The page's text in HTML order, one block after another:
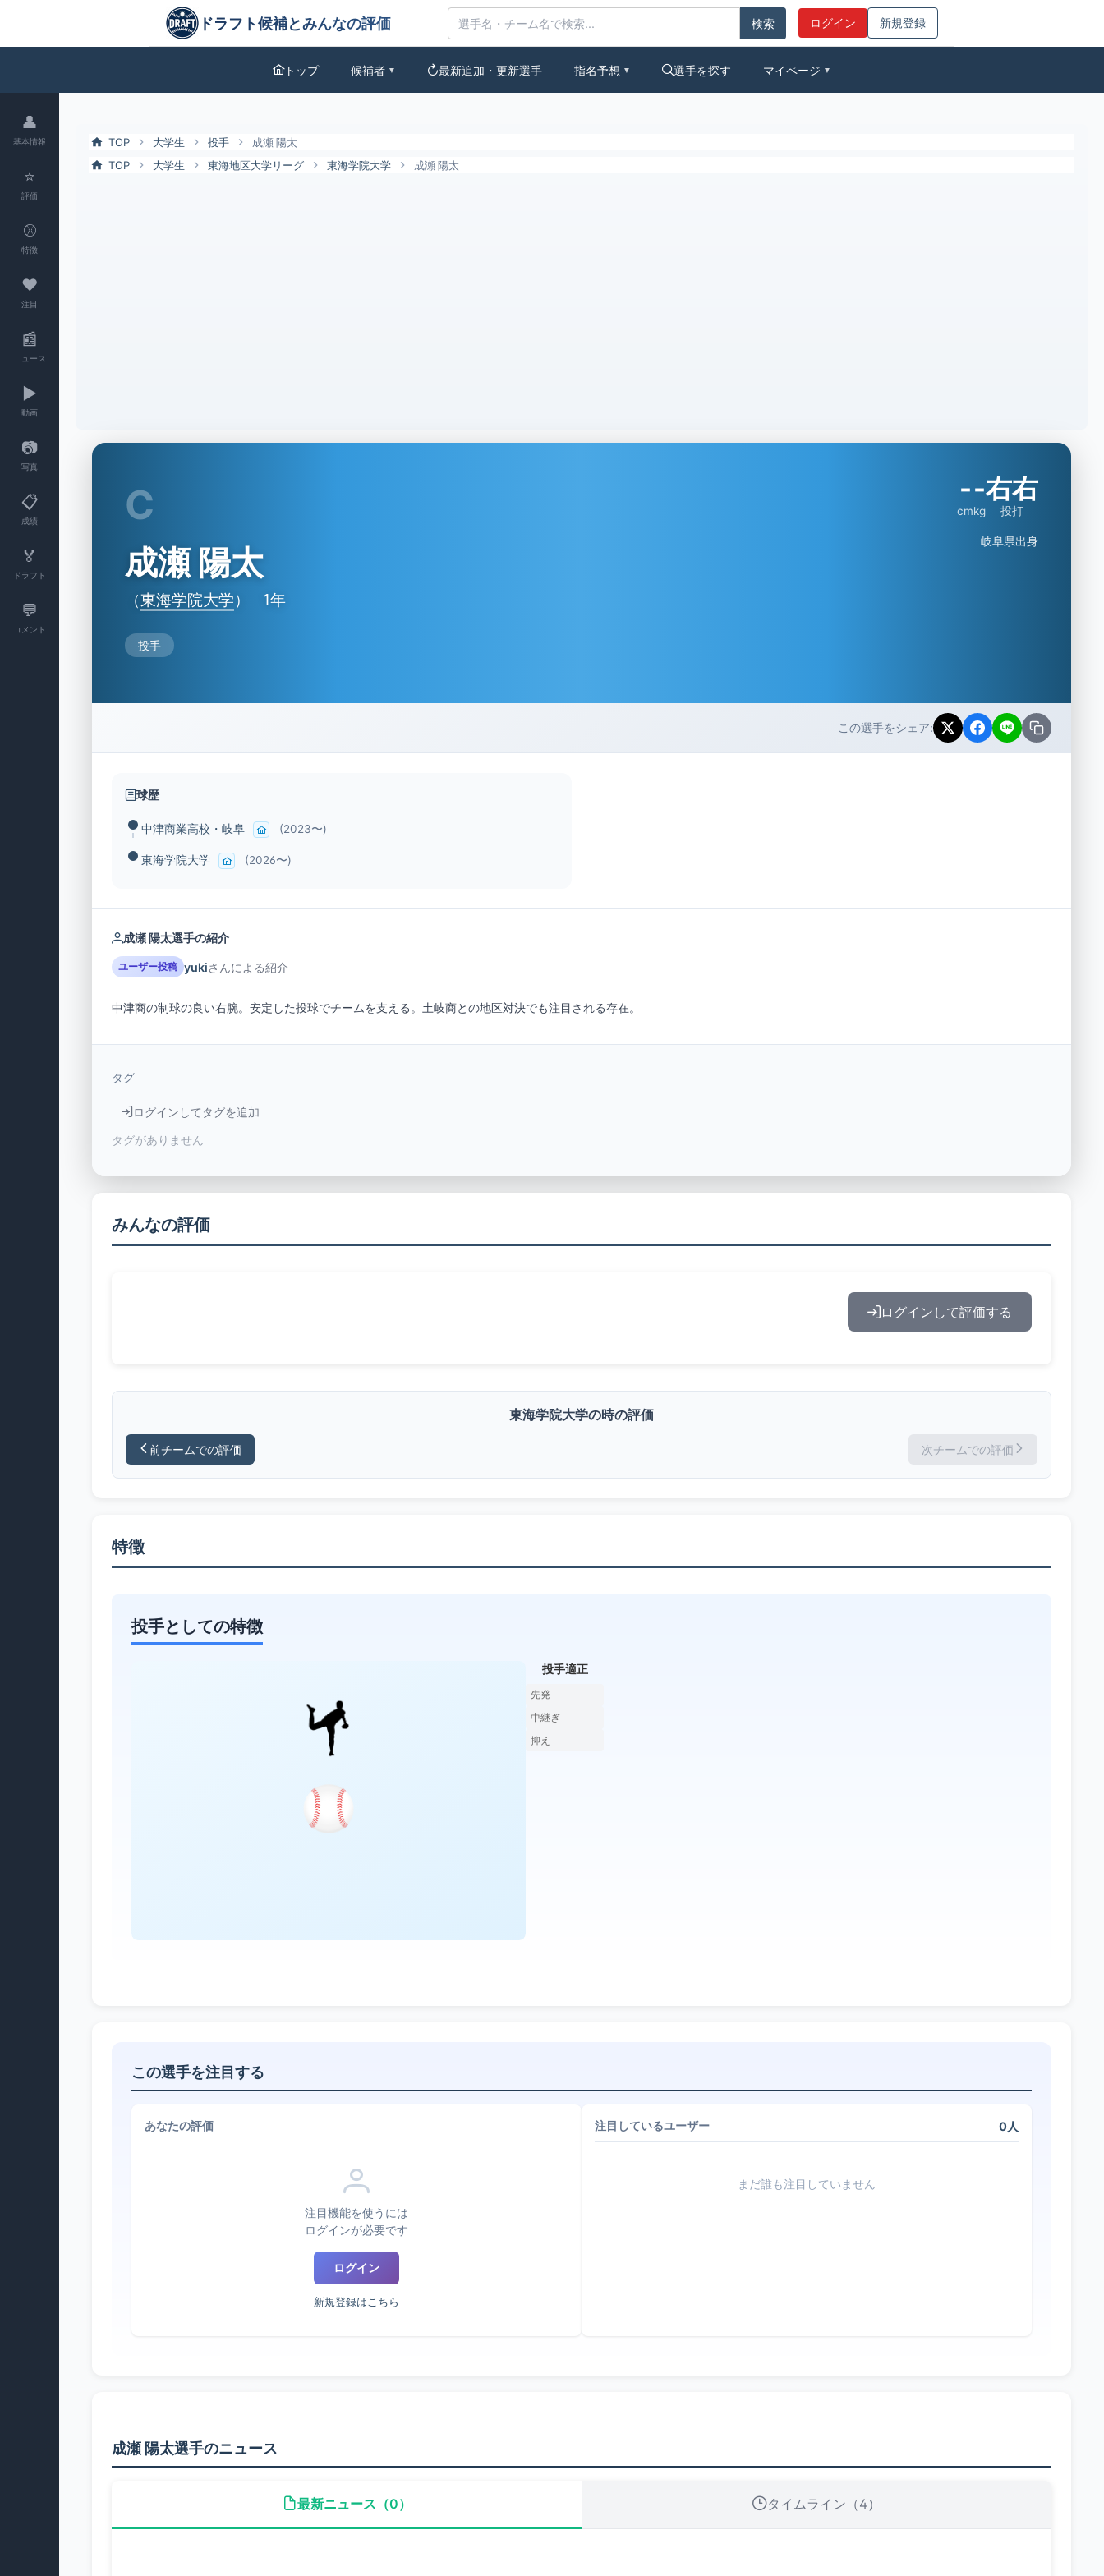
成瀬 陽太（東海学院大）の特徴とドラフト評価 | ドラフト候補とみんなの評価
ドラフト候補とみんなの評価
ログイン 新規登録
トップ 候補者 ▼ 最新追加・更新選手 指名予想 ▼ 選手を探す マイページ ▼
👤
基本情報
⭐
評価
⚾
特徴
❤
注目
📰
ニュース
▶️
動画
📷
写真
📋
成績
🏅
ドラフト
💬
コメント
TOP 大学生 投手
成瀬 陽太
TOP
大学生 東海地区大学リーグ 東海学院大学 成瀬 陽太
C
成瀬 陽太
（東海学院大学） 1年
投手
-
cm
-
kg
右右
投打
岐阜県出身
この選手をシェア:
球歴
中津商業高校・岐阜 (2023〜)
東海学院大学 (2026〜)
成瀬 陽太選手の紹介
ユーザー投稿 yukiさんによる紹介
中津商の制球の良い右腕。安定した投球でチームを支える。土岐商との地区対決でも注目される存在。
タグ
ログインしてタグを追加
タグがありません
みんなの評価
ログインして評価する
東海学院大学の時の評価
前チームでの評価 次チームでの評価
特徴
投手としての特徴
投手適正
先発
中継ぎ
抑え
この選手を注目する
あなたの評価
注目機能を使うには
ログインが必要です
ログイン
新規登録はこちら
注目しているユーザー 0人
まだ誰も注目していません
成瀬 陽太選手のニュース
最新ニュース（0） タイムライン（4）